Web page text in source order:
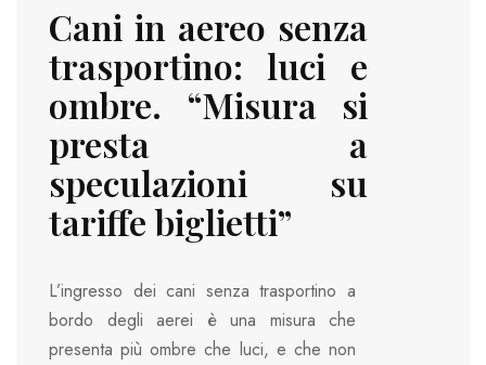
Cani in aereo senza
trasportino: luci e
ombre. “Misura si
presta a
speculazioni su
tariffe biglietti”
L’ingresso dei cani senza trasportino a
bordo degli aerei è una misura che
presenta più ombre che luci, e che non